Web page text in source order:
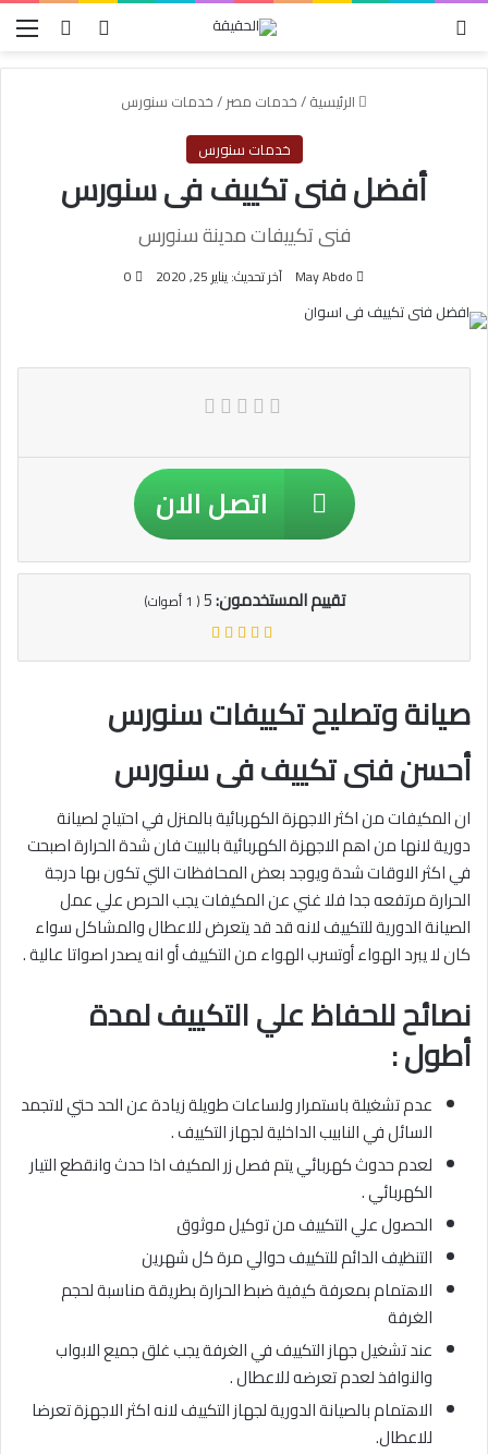
بحث عنتسجيل
الرئيسية/خدمات مصر/خدمات سنورس
خدمات سنورس
أفضل فنى تكييف فى سنورس
فنى تكييفات مدينة سنورس
May Abdo آخر تحديث: يناير 25, 2020 0
اتصل الان
تقييم المستخدمون:5
(
1أصوات)
صيانة وتصليح تكييفات سنورس
أحسن فنى تكييف فى سنورس
ان المكيفات من اكثر الاجهزة الكهربائية بالمنزل في احتياج لصيانة
دورية لانها من اهم الاجهزة الكهربائية بالبيت فان شدة الحرارة اصبحت
في اكثر الاوقات شدة ويوجد بعض المحافظات التي تكون بها درجة
الحرارة مرتفعه جدا فلا غني عن المكيفات يجب الحرص علي عمل
الصيانة الدورية للتكييف لانه قد قد يتعرض للاعطال والمشاكل سواء
كان لا يبرد الهواء أوتسرب الهواء من التكييف أو انه يصدر اصواتا عالية .
نصائح للحفاظ علي التكييف لمدة
أطول :
عدم تشغيلة باستمرار ولساعات طويلة زيادة عن الحد حتي لاتجمد
السائل في النابيب الداخلية لجهاز التكييف .
لعدم حدوث كهربائي يتم فصل زر المكيف اذا حدث وانقطع التيار
الكهربائي .
الحصول علي التكييف من توكيل موثوق
التنظيف الدائم للتكييف حوالي مرة كل شهرين
الاهتمام بمعرفة كيفية ضبط الحرارة بطريقة مناسبة لحجم
الغرفة
عند تشغيل جهاز التكييف في الغرفة يجب غلق جميع الابواب
والنوافذ لعدم تعرضه للاعطال .
الاهتمام بالصيانة الدورية لجهاز التكييف لانه اكثر الاجهزة تعرضا
للاعطال.